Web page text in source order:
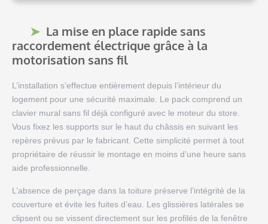
La mise en place rapide sans
raccordement électrique grâce à la
motorisation sans fil
L’installation s’effectue entièrement depuis l’intérieur du
logement pour une sécurité maximale. Le pack comprend un
clavier mural sans fil déjà configuré avec le moteur du store.
Vous fixez les supports sur le haut du châssis en suivant les
repères prévus par le fabricant. Cette simplicité permet à tout
propriétaire de réussir le montage en moins d’une heure sans
aide professionnelle.
L’absence de perçage dans la toiture préserve l’intégrité de la
couverture et évite les fuites d’eau. Les glissières latérales se
clipsent ou se vissent directement sur les profilés de la fenêtre